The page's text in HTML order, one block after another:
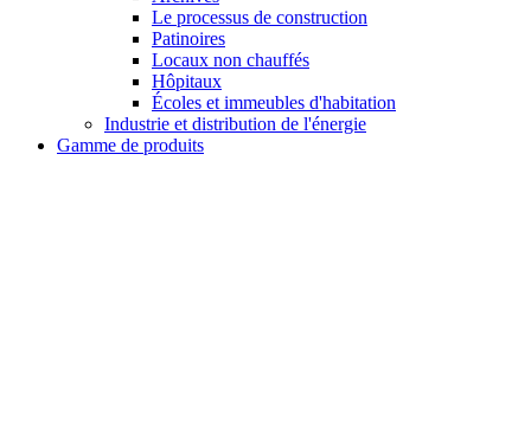
Le processus de construction
Patinoires
Locaux non chauffés
Hôpitaux
Écoles et immeubles d'habitation
Industrie et distribution de l'énergie
Gamme de produits